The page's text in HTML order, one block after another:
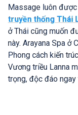
Massage luôn
truyền thống Thái
ở Thái cũng muốn
này. Arayana Spa ở
Phong cách kiến
Vương triều Lanna
trọng, độc đáo